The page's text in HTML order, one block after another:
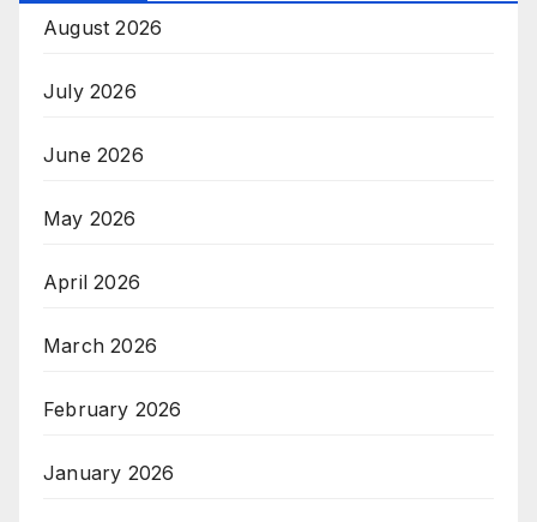
August 2026
July 2026
June 2026
May 2026
April 2026
March 2026
February 2026
January 2026